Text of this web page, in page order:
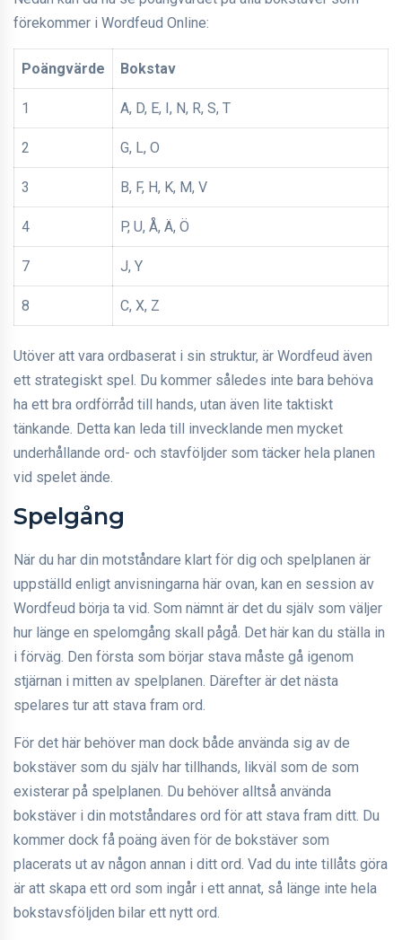
förekommer i Wordfeud Online:
Poängvärde Bokstav
1 A, D, E, I, N, R, S, T
2 G, L, O
3 B, F, H, K, M, V
4 P, U, Å, Ä, Ö
7 J, Y
8 C, X, Z
Utöver att vara ordbaserat i sin struktur, är Wordfeud även
ett strategiskt spel. Du kommer således inte bara behöva
ha ett bra ordförråd till hands, utan även lite taktiskt
tänkande. Detta kan leda till invecklande men mycket
underhållande ord- och stavföljder som täcker hela planen
vid spelet ände.
Spelgång
När du har din motståndare klart för dig och spelplanen är
uppställd enligt anvisningarna här ovan, kan en session av
Wordfeud börja ta vid. Som nämnt är det du själv som väljer
hur länge en spelomgång skall pågå. Det här kan du ställa in
i förväg. Den första som börjar stava måste gå igenom
stjärnan i mitten av spelplanen. Därefter är det nästa
spelares tur att stava fram ord.
För det här behöver man dock både använda sig av de
bokstäver som du själv har tillhands, likväl som de som
existerar på spelplanen. Du behöver alltså använda
bokstäver i din motståndares ord för att stava fram ditt. Du
kommer dock få poäng även för de bokstäver som
placerats ut av någon annan i ditt ord. Vad du inte tillåts göra
är att skapa ett ord som ingår i ett annat, så länge inte hela
bokstavsföljden bilar ett nytt ord.